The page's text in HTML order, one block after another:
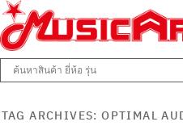
Music Arms
ศูนย์รวมครื่องดนตรีทุกชนิด ตั้งแต่
TAG ARCHIVES:OPTIMAL